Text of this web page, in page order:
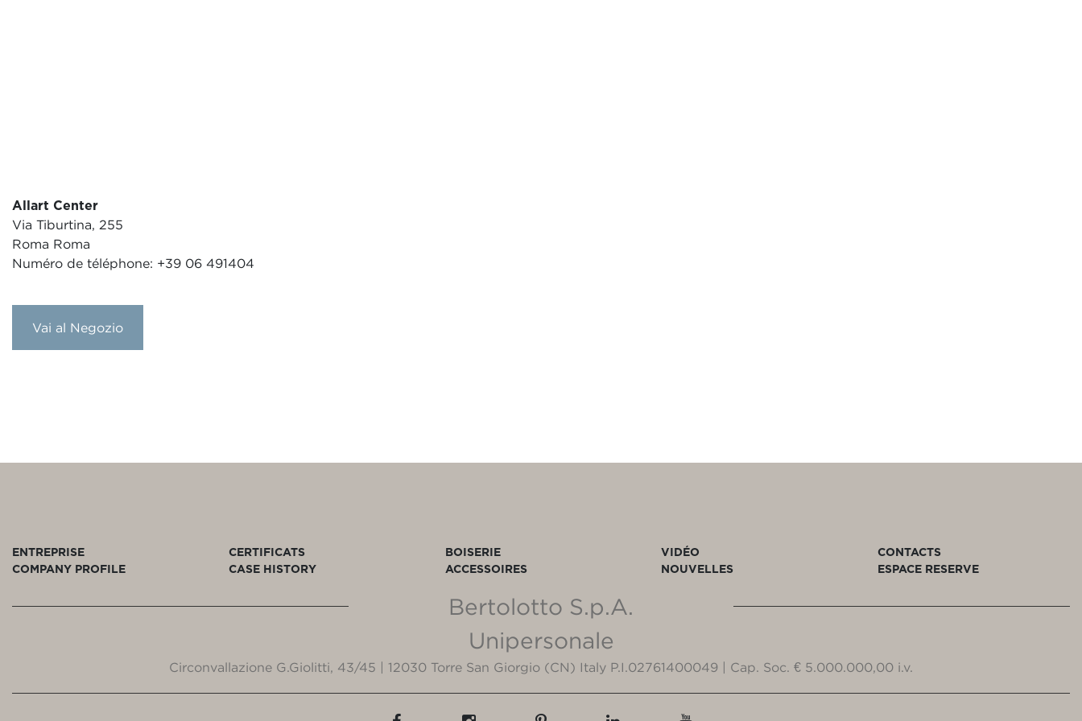
Allart Center
Via Tiburtina, 255
Roma Roma
Numéro de téléphone: +39 06 491404
Vai al Negozio
ENTREPRISE
COMPANY PROFILE
CERTIFICATS
CASE HISTORY
BOISERIE
ACCESSOIRES
VIDÉO
NOUVELLES
CONTACTS
ESPACE RESERVE
Bertolotto S.p.A.
Unipersonale
Circonvallazione G.Giolitti, 43/45 | 12030 Torre San Giorgio (CN) Italy P.I.02761400049 | Cap. Soc. € 5.000.000,00 i.v.